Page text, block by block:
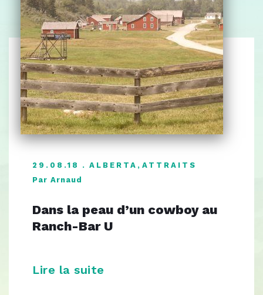
29.08.18 ALBERTA , ATTRAITS
Par Arnaud
Dans la peau d’un cowboy au
Ranch-Bar U
Lire la suite